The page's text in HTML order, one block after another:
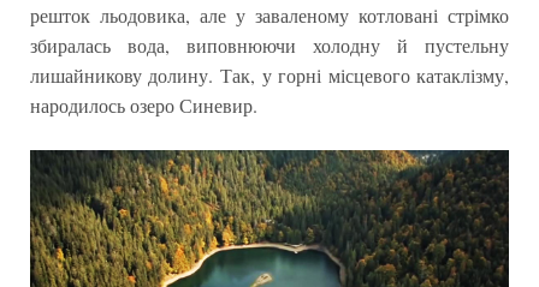
решток льодовика, але у заваленому котловані стрімко
збиралась вода, виповнюючи холодну й пустельну
лишайникову долину. Так, у горні місцевого катаклізму,
народилось озеро Синевир.